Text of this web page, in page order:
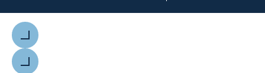
Précédent
Suivant